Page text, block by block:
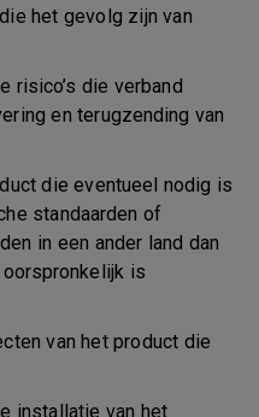
het gevolg zijn van
risico’s die verband
en terugzending van
die eventueel nodig is
standaarden of
in een ander land dan
is
van het product die
installatie van het